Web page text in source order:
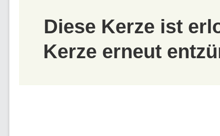
Diese Kerze ist
Kerze erneut